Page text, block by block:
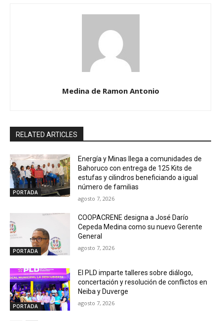
Medina de Ramon Antonio
RELATED ARTICLES
PORTADA
Energía y Minas llega a comunidades de
Bahoruco con entrega de 125 Kits de
estufas y cilindros beneficiando a igual
número de familias
agosto 7, 2026
PORTADA
COOPACRENE designa a José Darío
Cepeda Medina como su nuevo Gerente
General
agosto 7, 2026
PORTADA
El PLD imparte talleres sobre diálogo,
concertación y resolución de conflictos en
Neiba y Duverge
agosto 7, 2026